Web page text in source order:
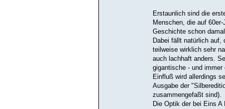
Erstaunlich sind die
Menschen, die auf
Geschichte schon
Dabei fällt natürlich auf,
teilweise wirklich sehr
auch lachhaft anders.
gigantische - und immer
Einfluß wird allerdings
Ausgabe der
zusammengefaßt sind).
Die Optik der bei Eins